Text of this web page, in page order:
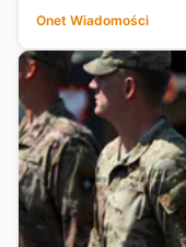
obrony Władysław
Onet Wiadomości